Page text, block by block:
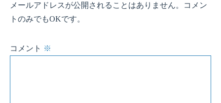
メールアドレスが公開されることはありません。コメン
トのみでもOKです。
コメント ※